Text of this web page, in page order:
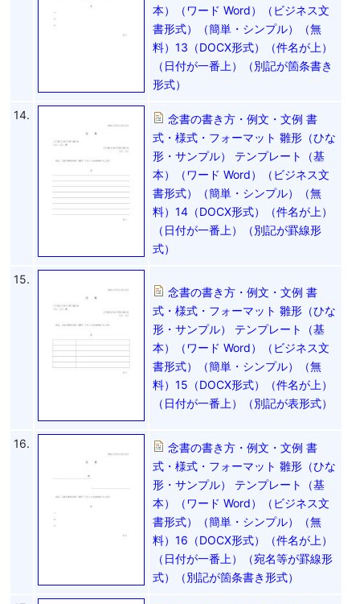
本）（ワード Word）（ビジネス文
書形式）（簡単・シンプル）（無
料）13（DOCX形式）（件名が上）
（日付が一番上）（別記が箇条書き
形式）
14.
念書の書き方・例文・文例 書
式・様式・フォーマット 雛形（ひな
形・サンプル） テンプレート（基
本）（ワード Word）（ビジネス文
書形式）（簡単・シンプル）（無
料）14（DOCX形式）（件名が上）
（日付が一番上）（別記が罫線形
式）
15.
念書の書き方・例文・文例 書
式・様式・フォーマット 雛形（ひな
形・サンプル） テンプレート（基
本）（ワード Word）（ビジネス文
書形式）（簡単・シンプル）（無
料）15（DOCX形式）（件名が上）
（日付が一番上）（別記が表形式）
16.
念書の書き方・例文・文例 書
式・様式・フォーマット 雛形（ひな
形・サンプル） テンプレート（基
本）（ワード Word）（ビジネス文
書形式）（簡単・シンプル）（無
料）16（DOCX形式）（件名が上）
（日付が一番上）（宛名等が罫線形
式）（別記が箇条書き形式）